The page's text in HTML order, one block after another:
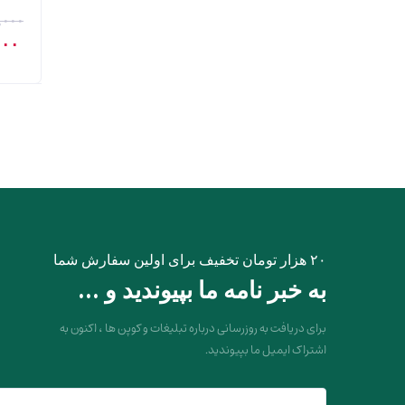
۲۰ هزار تومان تخفیف برای اولین سفارش شما
به خبر نامه ما بپیوندید و ...
برای دریافت به روزرسانی درباره تبلیغات و کوپن ها ، اکنون به
اشتراک ایمیل ما بپیوندید.